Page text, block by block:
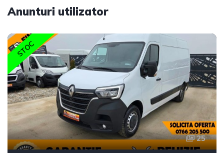
Anunturi utilizator
STOC
25